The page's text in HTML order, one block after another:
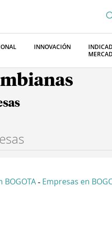
INNOVACIÓN
BOGOTA - Empresas en